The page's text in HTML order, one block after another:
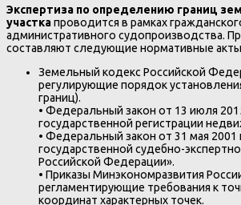
Экспертиза по определению границ
участкапроводится в рамках
административного судопроизводства.
составляют следующие нормативные
Земельный кодекс Российской
регулирующие порядок
границ).
• Федеральный закон от 13 июля
государственной регистрации
• Федеральный закон от 31 мая
государственной судебно-
Российской Федерации».
• Приказы Минэкономразвития
регламентирующие требования к
координат характерных точек.